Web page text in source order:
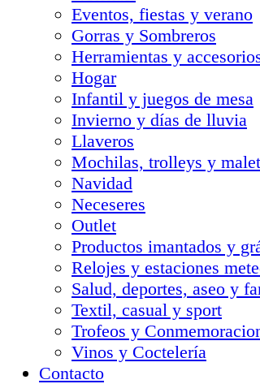
Eventos, fiestas y verano
Gorras y Sombreros
Herramientas y
Hogar
Infantil y juegos de mesa
Invierno y días de lluvia
Llaveros
Mochilas, trolleys y
Navidad
Neceseres
Outlet
Productos imantados y
Relojes y estaciones
Salud, deportes, aseo y
Textil, casual y sport
Trofeos y
Vinos y Coctelería
Contacto